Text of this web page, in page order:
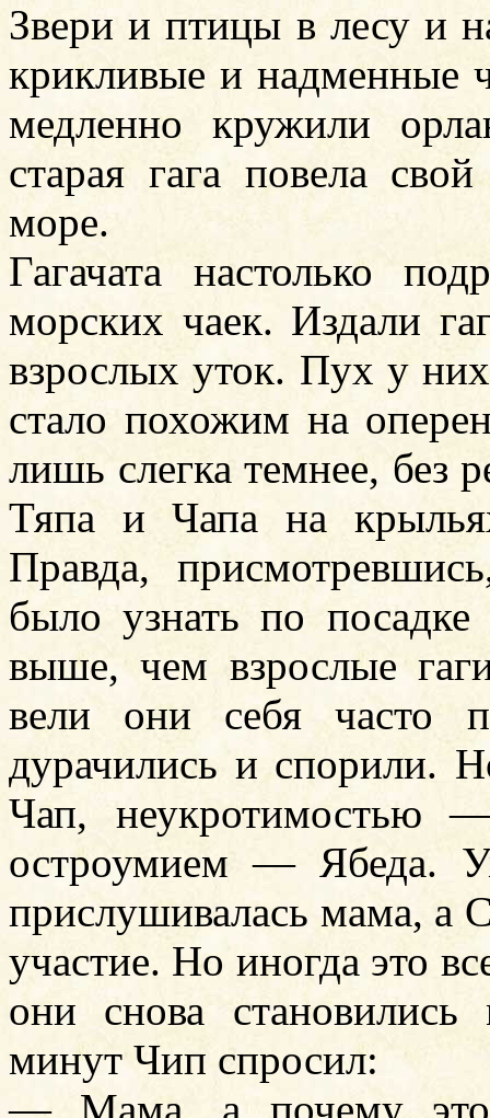
Звери и птицы в лесу и
крикливые и надменные
медленно кружили
старая гага повела
море.
Гагачата настолько
морских чаек. Издали
взрослых уток. Пух у
стало похожим на
лишь слегка темнее, без
Тяпа и Чапа на
Правда,
было узнать по
выше, чем взрослые
вели они себя часто
дурачились и спорили.
Чап,
остроумием — Ябеда.
прислушивалась мама, а
участие. Но иногда это
они снова
минут Чип спросил: